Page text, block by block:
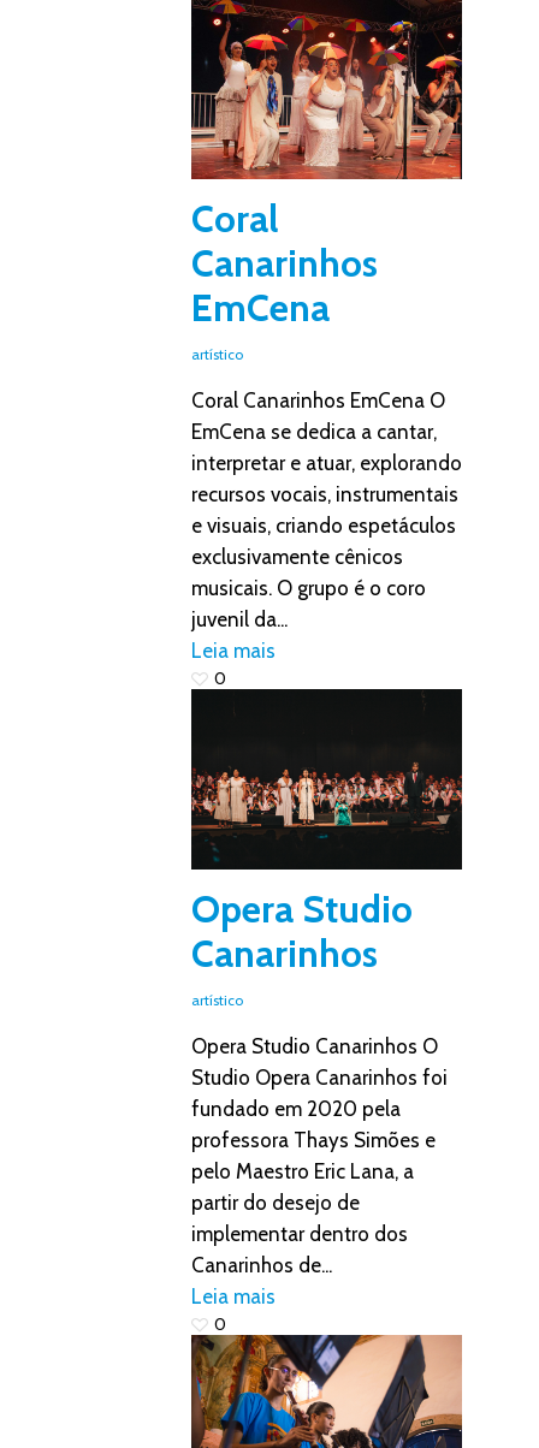
Coral
Canarinhos
EmCena
artístico
Coral Canarinhos EmCena O
EmCena se dedica a cantar,
interpretar e atuar, explorando
recursos vocais, instrumentais
e visuais, criando espetáculos
exclusivamente cênicos
musicais. O grupo é o coro
juvenil da...
Leia mais
0
Opera Studio
Canarinhos
artístico
Opera Studio Canarinhos O
Studio Opera Canarinhos foi
fundado em 2020 pela
professora Thays Simões e
pelo Maestro Eric Lana, a
partir do desejo de
implementar dentro dos
Canarinhos de...
Leia mais
0